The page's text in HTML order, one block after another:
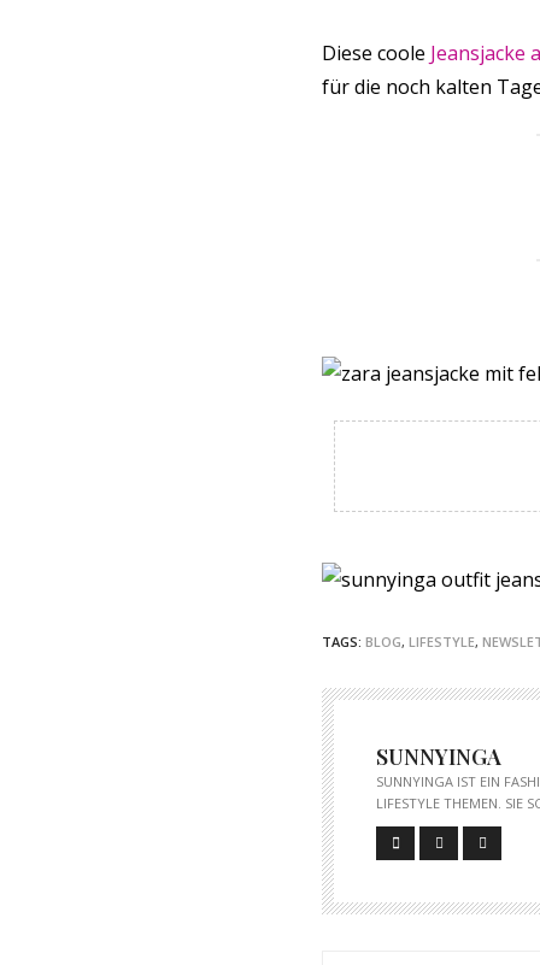
Diese coole Jeansjacke
für die noch kalten
TAGS: BLOG, LIFESTYLE,
SUNNYINGA
SUNNYINGA IST EIN
LIFESTYLE THEMEN. SIE